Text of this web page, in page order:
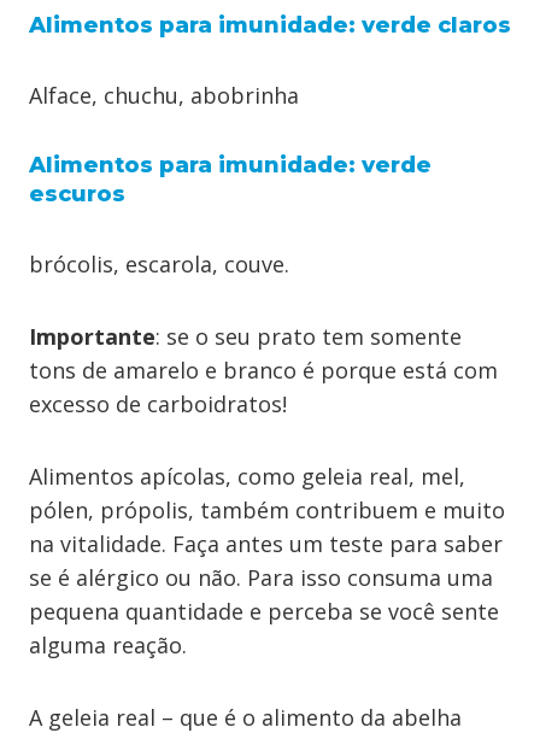
Alimentos para imunidade: verde claros
Alface, chuchu, abobrinha
Alimentos para imunidade: verde
escuros
brócolis, escarola, couve.
Importante: se o seu prato tem somente
tons de amarelo e branco é porque está com
excesso de carboidratos!
Alimentos apícolas, como geleia real, mel,
pólen, própolis, também contribuem e muito
na vitalidade. Faça antes um teste para saber
se é alérgico ou não. Para isso consuma uma
pequena quantidade e perceba se você sente
alguma reação.
A geleia real – que é o alimento da abelha